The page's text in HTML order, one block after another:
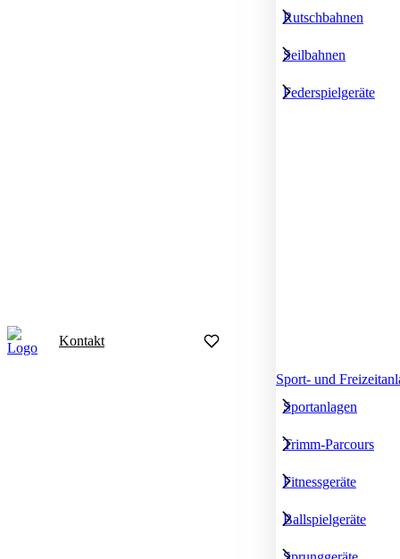
Rutschbahnen
Seilbahnen
Federspielgeräte
Sport- und
Sportanlagen
Trimm-Parcours
Fitnessgeräte
Ballspielgeräte
Kontakt